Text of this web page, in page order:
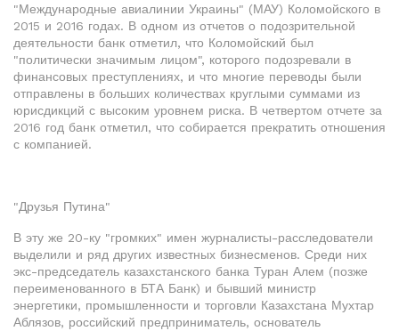
"Международные авиалинии Украины" (МАУ) Коломойского в
2015 и 2016 годах. В одном из отчетов о подозрительной
деятельности банк отметил, что Коломойский был
"политически значимым лицом", которого подозревали в
финансовых преступлениях, и что многие переводы были
отправлены в больших количествах круглыми суммами из
юрисдикций с высоким уровнем риска. В четвертом отчете за
2016 год банк отметил, что собирается прекратить отношения
с компанией.
"Друзья Путина"
В эту же 20-ку "громких" имен журналисты-расследователи
выделили и ряд других известных бизнесменов. Среди них
экс-председатель казахстанского банка Туран Алем (позже
переименованного в БТА Банк) и бывший министр
энергетики, промышленности и торговли Казахстана Мухтар
Аблязов, российский предприниматель, основатель